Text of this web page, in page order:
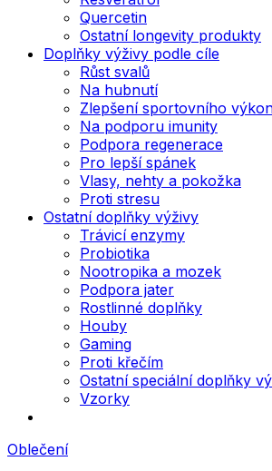
Quercetin
Ostatní longevity produkty
Doplňky výživy podle cíle
Růst svalů
Na hubnutí
Zlepšení sportovního
Na podporu imunity
Podpora regenerace
Pro lepší spánek
Vlasy, nehty a pokožka
Proti stresu
Ostatní doplňky výživy
Trávicí enzymy
Probiotika
Nootropika a mozek
Podpora jater
Rostlinné doplňky
Houby
Gaming
Proti křečím
Ostatní speciální doplňky
Vzorky
Oblečení